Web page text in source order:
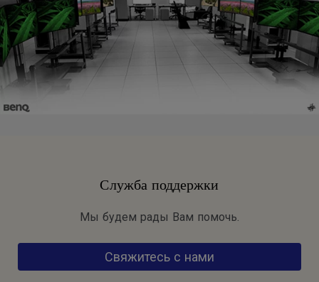
Служба поддержки
Мы будем рады Вам помочь.
Свяжитесь с нами